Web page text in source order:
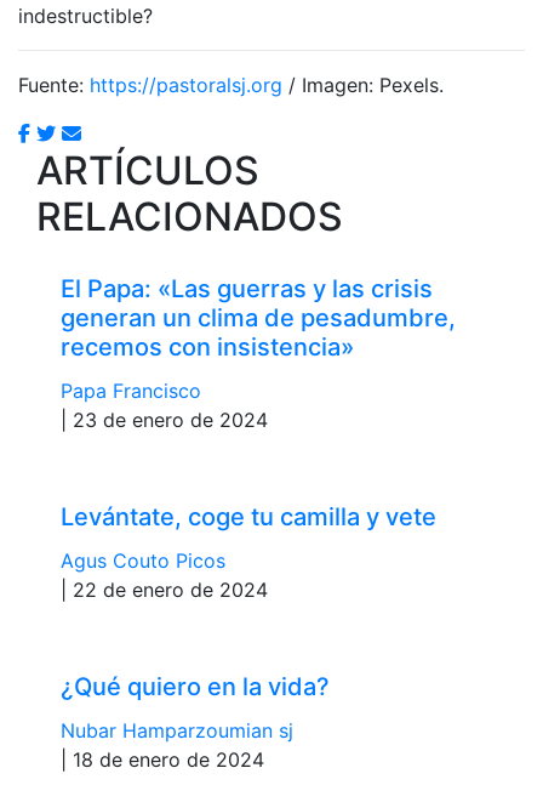
indestructible?
Fuente: https://pastoralsj.org / Imagen: Pexels.
ARTÍCULOS
RELACIONADOS
El Papa: «Las guerras y las crisis
generan un clima de pesadumbre,
recemos con insistencia»
Papa Francisco
| 23 de enero de 2024
Levántate, coge tu camilla y vete
Agus Couto Picos
| 22 de enero de 2024
¿Qué quiero en la vida?
Nubar Hamparzoumian sj
| 18 de enero de 2024